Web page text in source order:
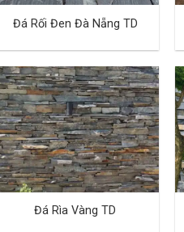
Đá Rối Đen Đà Nẵng TD
Đá Rìa Vàng TD